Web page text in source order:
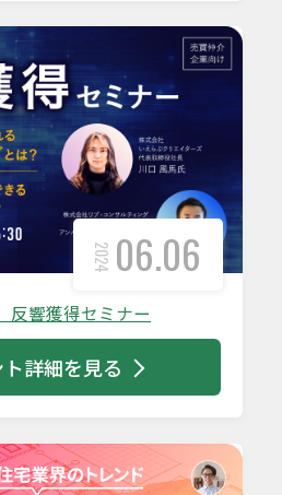
2024 06.06
反響獲得セミナー
詳細を見る